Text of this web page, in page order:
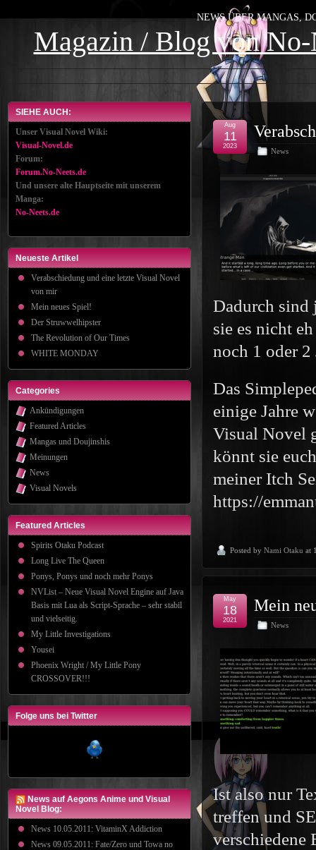
NEWS ÜBER MANGAS,
Magazin / Blog von
News
Aug
11
2023
Dadurch sind
sie es nicht
noch 1 oder 2
Das
einige Jahre
Visual Novel
könnt sie
meiner Itch
https://
Posted by Nami Otaku at
Mein
News
May
18
2021
Ist also nur
treffen und
verschiedene
SIEHE AUCH:
Unser Visual Novel Wiki:
Visual-Novel.de
Forum:
Forum.No-Neets.de
Und unsere alte Hauptseite mit unserem
Manga:
No-Neets.de
Neueste Artikel
Verabschiedung und eine letzte Visual Novel
von mir
Mein neues Spiel!
Der Struwwelhipster
The Revolution of Our Times
WHITE MONDAY
Categories
Ankündigungen
Featured Articles
Mangas und Doujinshis
Meinungen
News
Visual Novels
Featured Articles
Spirits Otaku Podcast
Long Live The Queen
Ponys, Ponys und noch mehr Ponys
NVList – Neue Visual Novel Engine auf Java
Basis mit Lua als Script-Sprache – sehr stabil
und vielseitig.
My Little Investigations
Yousei
Phoenix Wright / My Little Pony
CROSSOVER!!!
Folge uns bei Twitter
News auf Aegons Anime und Visual
Novel Blog:
News 10.05.2011: VitaminX Addiction
News 09.05.2011: Fate/Zero und Towa no